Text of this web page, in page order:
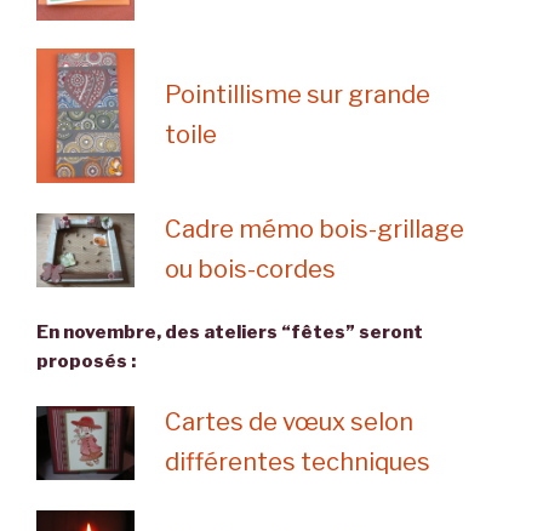
Pointillisme sur grande
toile
Cadre mémo bois-grillage
ou bois-cordes
En novembre, des ateliers “fêtes” seront
proposés :
Cartes de vœux selon
différentes techniques